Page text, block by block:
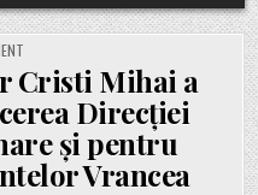
Cristi Mihai a
Direcției
și pentru
Vrancea